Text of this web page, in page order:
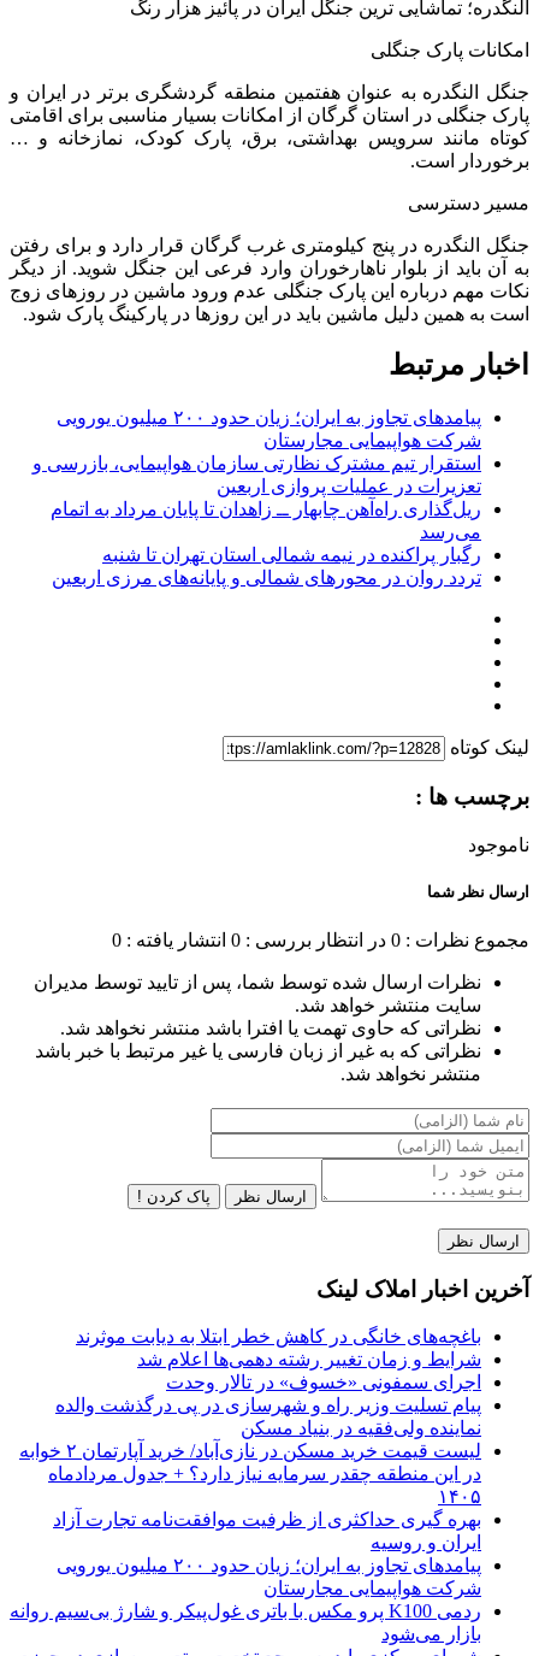
النگدره؛ تماشایی ترین جنگل ایران در پائیز هزار رنگ
امکانات پارک جنگلی
جنگل النگدره به عنوان هفتمین منطقه گردشگری برتر در ایران و
پارک جنگلی در استان گرگان از امکانات بسیار مناسبی برای اقامتی
کوتاه مانند سرویس بهداشتی، برق، پارک کودک، نمازخانه و …
برخوردار است.
مسیر دسترسی
جنگل النگدره در پنج کیلومتری غرب گرگان قرار دارد و برای رفتن
به آن باید از بلوار ناهارخوران وارد فرعی این جنگل شوید. از دیگر
نکات مهم درباره این پارک جنگلی عدم ورود ماشین در روزهای زوج
است به همین دلیل ماشین باید در این روزها در پارکینگ پارک شود.
اخبار مرتبط
پیامدهای تجاوز به ایران؛ زیان حدود ۲۰۰ میلیون یورویی
شرکت هواپیمایی مجارستان
استقرار تیم مشترک نظارتی سازمان هواپیمایی، بازرسی و
تعزیرات در عملیات پروازی اربعین
ریل‌گذاری راه‌آهن چابهار ــ زاهدان تا پایان مرداد به اتمام
می‌رسد
رگبار پراکنده در نیمه شمالی استان تهران تا شنبه
تردد روان در محورهای شمالی و پایانه‌های مرزی اربعین
لینک کوتاه
برچسب ها :
ناموجود
ارسال نظر شما
مجموع نظرات : 0 در انتظار بررسی : 0 انتشار یافته : 0
نظرات ارسال شده توسط شما، پس از تایید توسط مدیران
سایت منتشر خواهد شد.
نظراتی که حاوی تهمت یا افترا باشد منتشر نخواهد شد.
نظراتی که به غیر از زبان فارسی یا غیر مرتبط با خبر باشد
منتشر نخواهد شد.
ارسال نظر پاک کردن !
آخرین اخبار املاک لینک
باغچه‌های خانگی در کاهش خطر ابتلا به دیابت موثرند
شرایط و زمان تغییر رشته دهمی‌ها اعلام شد
اجرای سمفونی «خسوف» در تالار وحدت
پیام تسلیت وزیر راه و شهرسازی در پی درگذشت والده
نماینده ولی‌فقیه در بنیاد مسکن
لیست قیمت خرید مسکن در نازی‌آباد/ خرید آپارتمان ۲ خوابه
در این منطقه چقدر سرمایه نیاز دارد؟ + جدول مردادماه
۱۴۰۵
بهره گیری حداکثری از ظرفیت موافقت‌نامه تجارت آزاد
ایران و روسیه
پیامدهای تجاوز به ایران؛ زیان حدود ۲۰۰ میلیون یورویی
شرکت هواپیمایی مجارستان
ردمی K100 پرو مکس با باتری غول‌پیکر و شارژ بی‌سیم روانه
بازار می‌شود